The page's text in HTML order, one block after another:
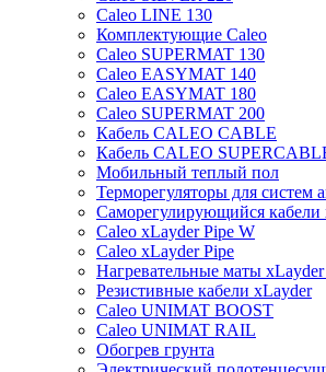
Caleo LINE 130
Комплектующие Caleo
Caleo SUPERMAT 130
Caleo EASYMAT 140
Caleo EASYMAT 180
Caleo SUPERMAT 200
Кабель CALEO CABLE
Кабель CALEO
Мобильный теплый пол
Терморегуляторы для систем
Саморегулирующийся кабели
Caleo xLayder Pipe W
Caleo xLayder Pipe
Нагревательные маты xLayder
Резистивные кабели xLayder
Caleo UNIMAT BOOST
Caleo UNIMAT RAIL
Обогрев грунта